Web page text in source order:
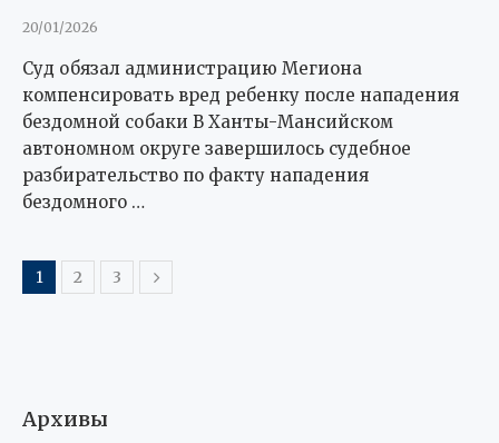
20/01/2026
Суд обязал администрацию Мегиона
компенсировать вред ребенку после нападения
бездомной собаки В Ханты-Мансийском
автономном округе завершилось судебное
разбирательство по факту нападения
бездомного …
1 2 3
Архивы